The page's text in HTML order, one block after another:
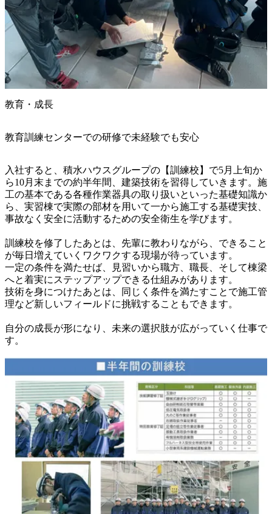
教育・成長
教育訓練センターでの研修で未経験でも安心
入社すると、積水ハウスグループの【訓練校】で5月上旬か
ら10月末までの約半年間、建築技術を習得していきます。施
工の基本である各種作業器具の取り扱いといった基礎知識か
ら、実習棟で実際の部材を用いて一から施工する基礎実技、
事故なく安全に活動するための安全衛生を学びます。
訓練校を修了したあとは、先輩に教わりながら、できること
が毎日増えていくワクワクする現場が待っています。
一定の条件を満たせば、見習いから職方、職長、そして棟梁
へと着実にステップアップできる仕組みがあります。
技術を身につけたあとは、同じく条件を満たすことで施工管
理など新しいフィールドに挑戦することもできます。
自分の成長が形になり、未来の選択肢が広がっていく仕事で
す。